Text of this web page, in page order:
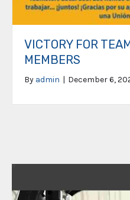
VICTORY FOR
MEMBERS
By admin | December 6,
Player